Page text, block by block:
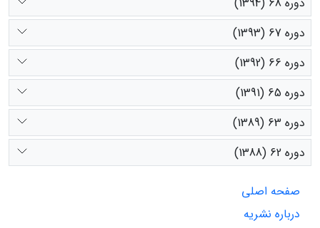
دوره 67 (1393)
دوره 66 (1392)
دوره 65 (1391)
دوره 63 (1389)
دوره 62 (1388)
صفحه اصلی
درباره نشریه